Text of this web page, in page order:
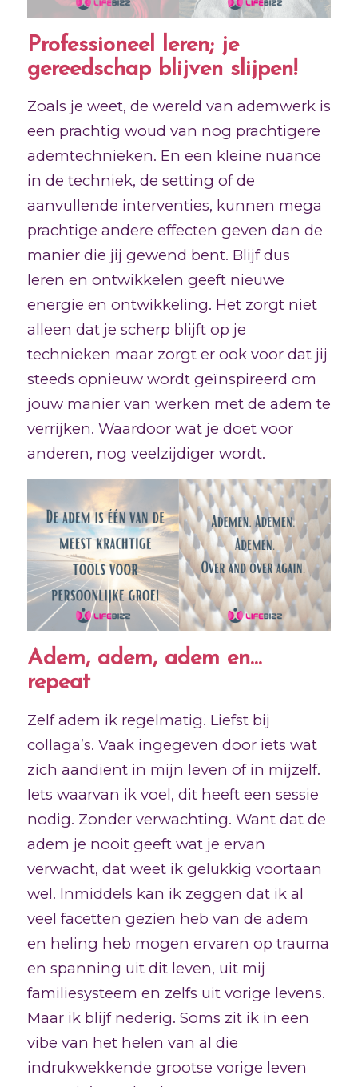
Professioneel leren; je
gereedschap blijven slijpen!
Zoals je weet, de wereld van ademwerk is
een prachtig woud van nog prachtigere
ademtechnieken. En een kleine nuance
in de techniek, de setting of de
aanvullende interventies, kunnen mega
prachtige andere effecten geven dan de
manier die jij gewend bent. Blijf dus
leren en ontwikkelen geeft nieuwe
energie en ontwikkeling. Het zorgt niet
alleen dat je scherp blijft op je
technieken maar zorgt er ook voor dat jij
steeds opnieuw wordt geïnspireerd om
jouw manier van werken met de adem te
verrijken. Waardoor wat je doet voor
anderen, nog veelzijdiger wordt.
Adem, adem, adem en…
repeat
Zelf adem ik regelmatig. Liefst bij
collaga’s. Vaak ingegeven door iets wat
zich aandient in mijn leven of in mijzelf.
Iets waarvan ik voel, dit heeft een sessie
nodig. Zonder verwachting. Want dat de
adem je nooit geeft wat je ervan
verwacht, dat weet ik gelukkig voortaan
wel. Inmiddels kan ik zeggen dat ik al
veel facetten gezien heb van de adem
en heling heb mogen ervaren op trauma
en spanning uit dit leven, uit mij
familiesysteem en zelfs uit vorige levens.
Maar ik blijf nederig. Soms zit ik in een
vibe van het helen van al die
indrukwekkende grootse vorige leven